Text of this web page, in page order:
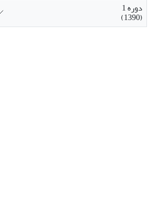
دوره 1
(1390)